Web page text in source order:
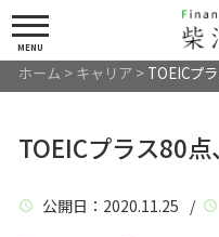
MENU
ホーム > キャリア > TOEICプ
TOEICプラス80
公開日 ：2020.11.25 /